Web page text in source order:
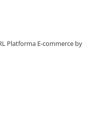
Platforma E-commerce by